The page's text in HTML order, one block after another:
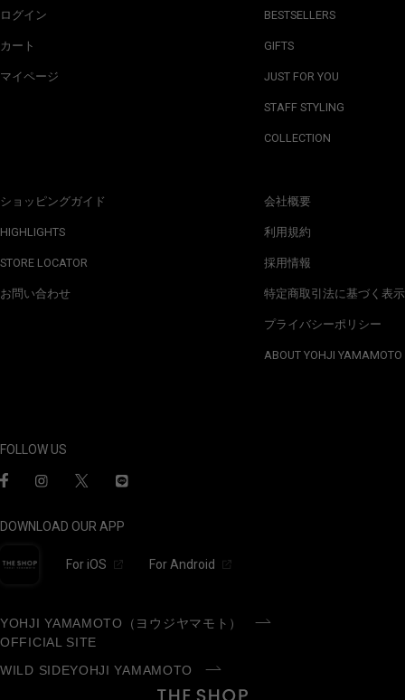
ログイン
カート
マイページ
ショッピングガイド
HIGHLIGHTS
STORE LOCATOR
お問い合わせ
BESTSELLERS
GIFTS
JUST FOR YOU
STAFF STYLING
COLLECTION
会社概要
利用規約
採用情報
特定商取引法に基づく表示
プライバシーポリシー
ABOUT YOHJI YAMAMOTO
FOLLOW US
DOWNLOAD OUR APP
For iOS For Android
YOHJI YAMAMOTO（ヨウジヤマモト）
OFFICIAL SITE
WILD SIDEYOHJI YAMAMOTO